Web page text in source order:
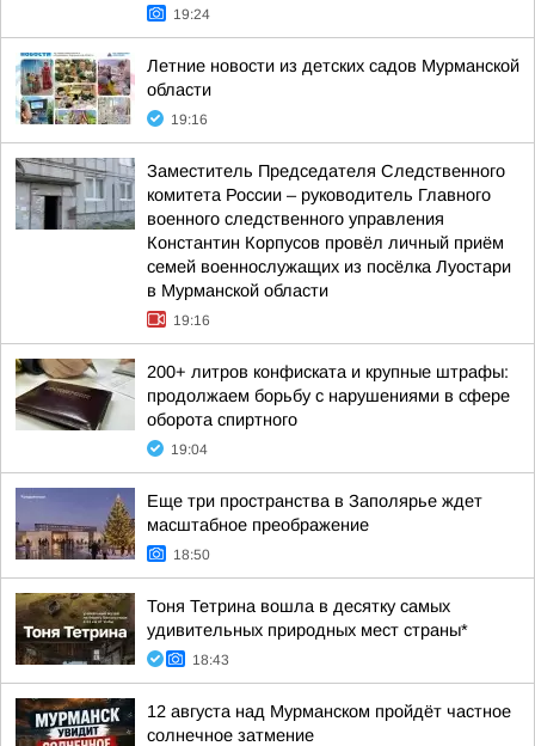
19:24
Летние новости из детских садов Мурманской
области
19:16
Заместитель Председателя Следственного
комитета России – руководитель Главного
военного следственного управления
Константин Корпусов провёл личный приём
семей военнослужащих из посёлка Луостари
в Мурманской области
19:16
200+ литров конфиската и крупные штрафы:
продолжаем борьбу с нарушениями в сфере
оборота спиртного
19:04
Еще три пространства в Заполярье ждет
масштабное преображение
18:50
Тоня Тетрина вошла в десятку самых
удивительных природных мест страны*
18:43
12 августа над Мурманском пройдёт частное
солнечное затмение